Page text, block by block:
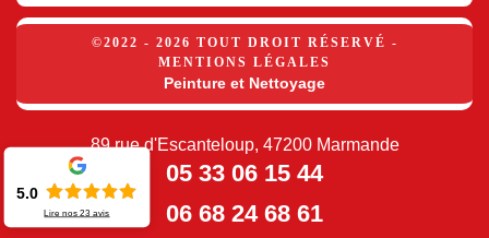
©2022 - 2026 TOUT DROIT RÉSERVÉ -
MENTIONS LÉGALES
Peinture et Nettoyage
89 rue d'Escanteloup, 47200 Marmande
05 33 06 15 44
06 68 24 68 61
5.0
Lire nos23 avis